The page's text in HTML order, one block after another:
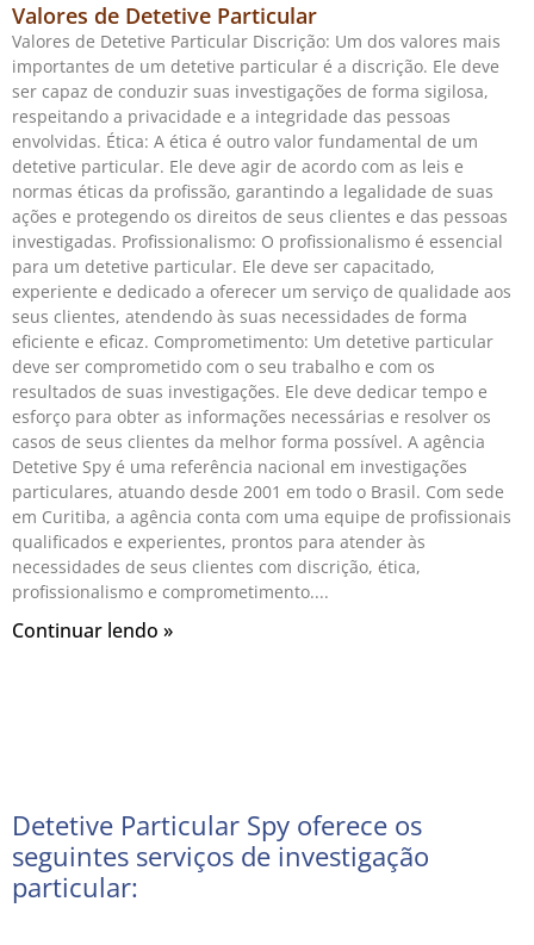
Valores de Detetive Particular
Valores de Detetive Particular Discrição: Um dos valores mais
importantes de um detetive particular é a discrição. Ele deve
ser capaz de conduzir suas investigações de forma sigilosa,
respeitando a privacidade e a integridade das pessoas
envolvidas. Ética: A ética é outro valor fundamental de um
detetive particular. Ele deve agir de acordo com as leis e
normas éticas da profissão, garantindo a legalidade de suas
ações e protegendo os direitos de seus clientes e das pessoas
investigadas. Profissionalismo: O profissionalismo é essencial
para um detetive particular. Ele deve ser capacitado,
experiente e dedicado a oferecer um serviço de qualidade aos
seus clientes, atendendo às suas necessidades de forma
eficiente e eficaz. Comprometimento: Um detetive particular
deve ser comprometido com o seu trabalho e com os
resultados de suas investigações. Ele deve dedicar tempo e
esforço para obter as informações necessárias e resolver os
casos de seus clientes da melhor forma possível. A agência
Detetive Spy é uma referência nacional em investigações
particulares, atuando desde 2001 em todo o Brasil. Com sede
em Curitiba, a agência conta com uma equipe de profissionais
qualificados e experientes, prontos para atender às
necessidades de seus clientes com discrição, ética,
profissionalismo e comprometimento.
Continuar lendo »
Detetive Particular Spy oferece os
seguintes serviços de investigação
particular: